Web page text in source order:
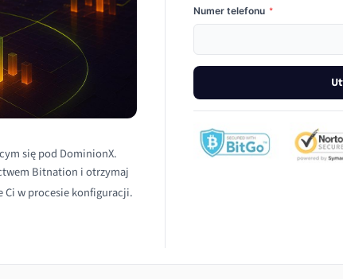
się pod DominionX.
Bitnation i otrzymaj
Ci w procesie konfiguracji.
Numer telefonu *